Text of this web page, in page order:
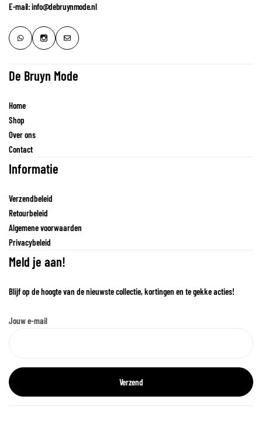
E-mail: info@debruynmode.nl
De Bruyn Mode
Home
Shop
Over ons
Contact
Informatie
Verzendbeleid
Retourbeleid
Algemene voorwaarden
Privacybeleid
Meld je aan!
Blijf op de hoogte van de nieuwste collectie, kortingen en te gekke acties!
Jouw e-mail